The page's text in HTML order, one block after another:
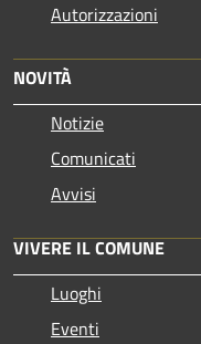
Autorizzazioni
NOVITÀ
Notizie
Comunicati
Avvisi
VIVERE IL COMUNE
Luoghi
Eventi